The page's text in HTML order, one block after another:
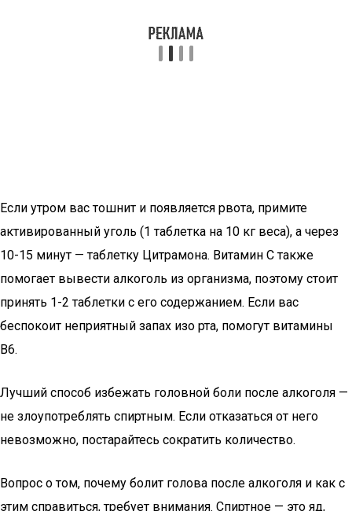
Если утром вас тошнит и появляется рвота, примите
активированный уголь (1 таблетка на 10 кг веса), а через
10-15 минут — таблетку Цитрамона. Витамин С также
помогает вывести алкоголь из организма, поэтому стоит
принять 1-2 таблетки с его содержанием. Если вас
беспокоит неприятный запах изо рта, помогут витамины
В6.
Лучший способ избежать головной боли после алкоголя —
не злоупотреблять спиртным. Если отказаться от него
невозможно, постарайтесь сократить количество.
Вопрос о том, почему болит голова после алкоголя и как с
этим справиться, требует внимания. Спиртное — это яд,